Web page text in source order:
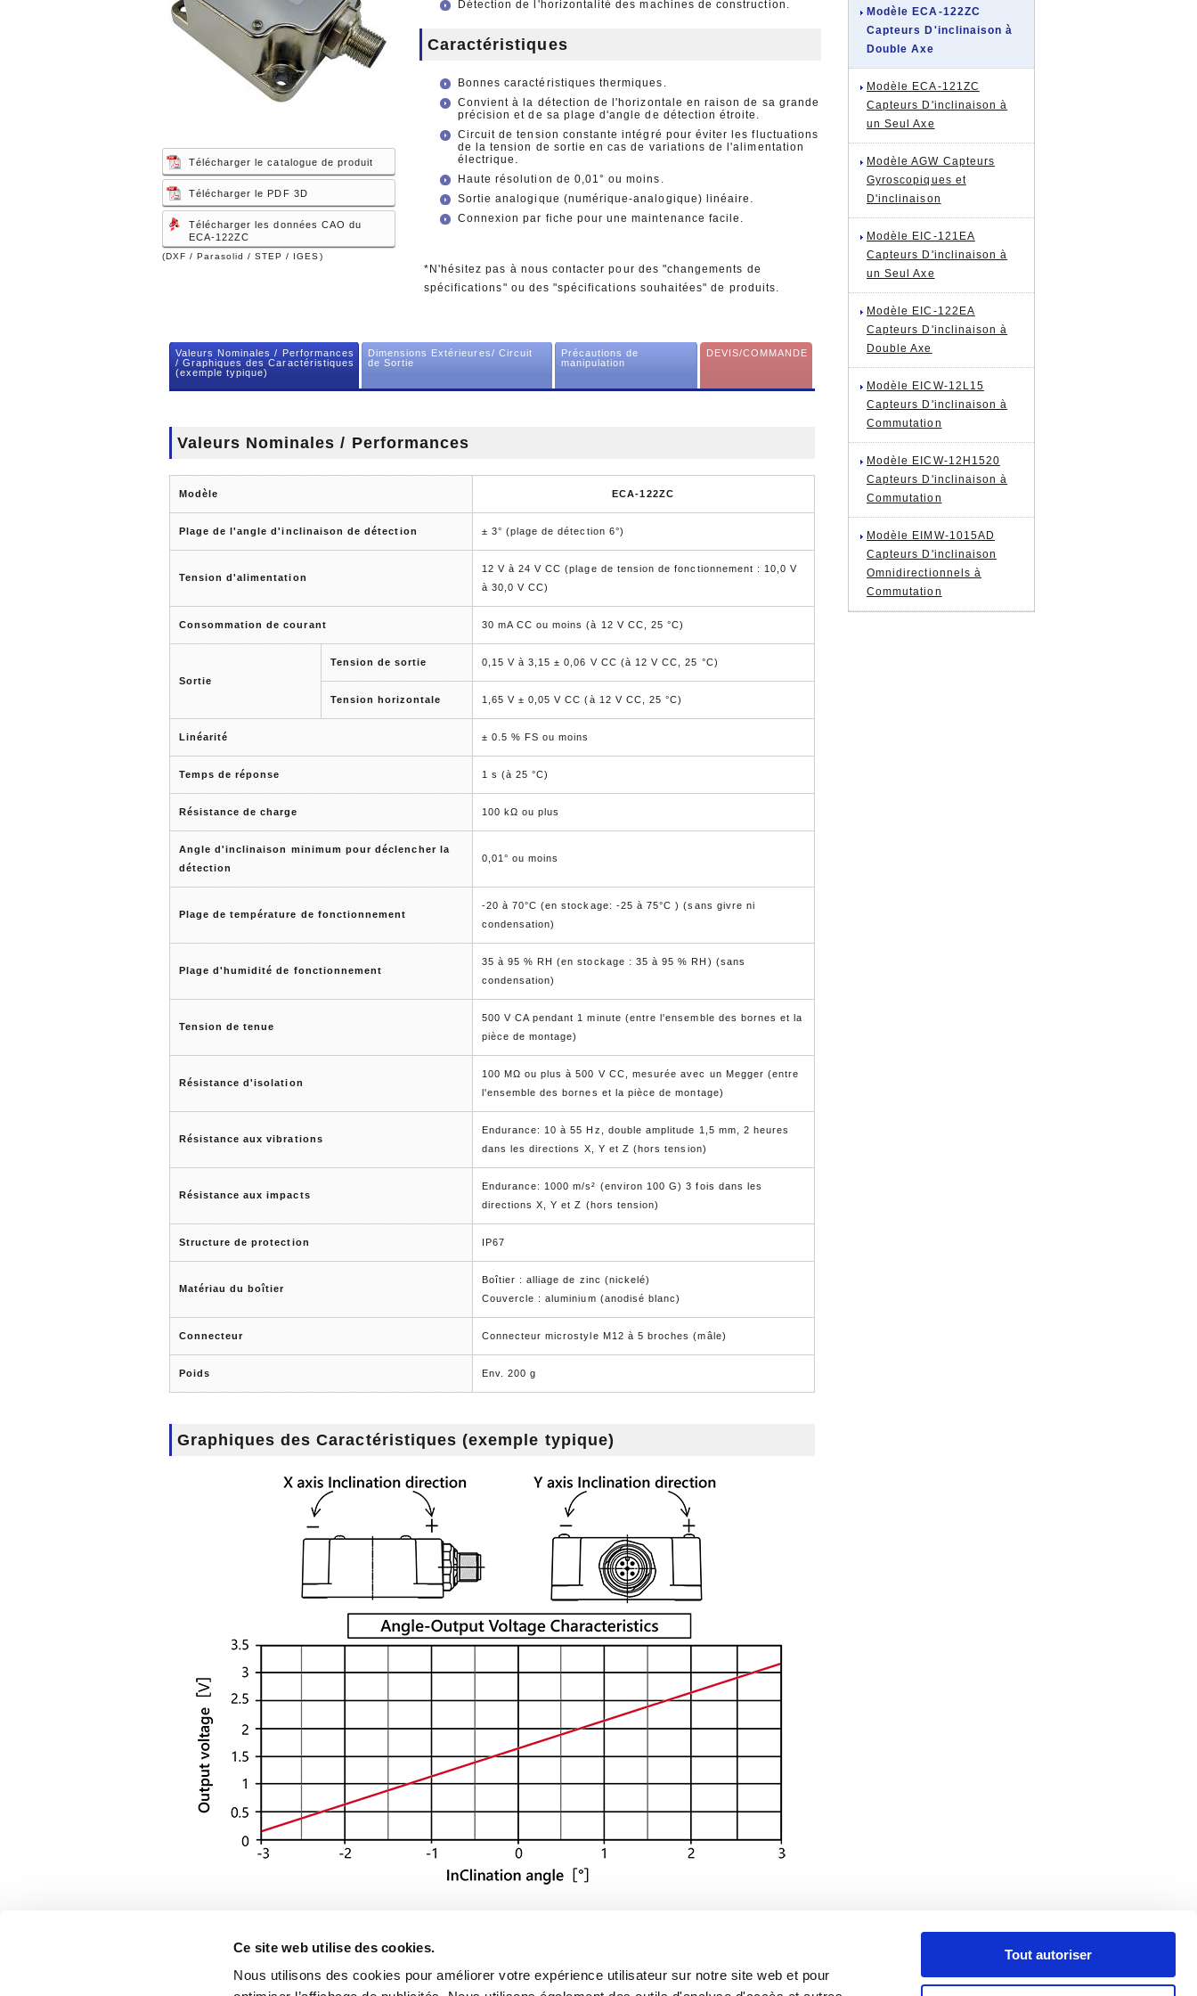
Ce site web utilise des cookies.
Nous utilisons des cookies pour améliorer votre expérience utilisateur sur notre site web et pour
Tout autoriser
Télécharger le catalogue de produit
Télécharger le PDF 3D
Télécharger les données CAO du
ECA-122ZC
(DXF / Parasolid / STEP / IGES)
Détection de l'horizontalité des machines de construction.
Caractéristiques
Bonnes caractéristiques thermiques.
Convient à la détection de l'horizontale en raison de sa grande
précision et de sa plage d'angle de détection étroite.
Circuit de tension constante intégré pour éviter les fluctuations
de la tension de sortie en cas de variations de l'alimentation
électrique.
Haute résolution de 0,01° ou moins.
Sortie analogique (numérique-analogique) linéaire.
Connexion par fiche pour une maintenance facile.
*N'hésitez pas à nous contacter pour des "changements de
spécifications" ou des "spécifications souhaitées" de produits.
Valeurs Nominales / Performances
/ Graphiques des Caractéristiques
(exemple typique)
Dimensions Extérieures/ Circuit
de Sortie
Précautions de
manipulation
DEVIS/COMMANDE
Valeurs Nominales / Performances
Modèle ECA-122ZC
Plage de l'angle d'inclinaison de détection ± 3° (plage de détection 6°)
Tension d'alimentation
12 V à 24 V CC (plage de tension de fonctionnement : 10,0 V
à 30,0 V CC)
Consommation de courant 30 mA CC ou moins (à 12 V CC, 25 °C)
Sortie
Tension de sortie 0,15 V à 3,15 ± 0,06 V CC (à 12 V CC, 25 °C)
Tension horizontale 1,65 V ± 0,05 V CC (à 12 V CC, 25 °C)
Linéarité ± 0.5 % FS ou moins
Temps de réponse 1 s (à 25 °C)
Résistance de charge 100 kΩ ou plus
Angle d'inclinaison minimum pour déclencher la
détection
0,01° ou moins
Plage de température de fonctionnement
-20 à 70°C (en stockage: -25 à 75°C ) (sans givre ni
condensation)
Plage d'humidité de fonctionnement
35 à 95 % RH (en stockage : 35 à 95 % RH) (sans
condensation)
Tension de tenue
500 V CA pendant 1 minute (entre l'ensemble des bornes et la
pièce de montage)
Résistance d'isolation
100 MΩ ou plus à 500 V CC, mesurée avec un Megger (entre
l'ensemble des bornes et la pièce de montage)
Résistance aux vibrations
Endurance: 10 à 55 Hz, double amplitude 1,5 mm, 2 heures
dans les directions X, Y et Z (hors tension)
Résistance aux impacts
Endurance: 1000 m/s² (environ 100 G) 3 fois dans les
directions X, Y et Z (hors tension)
Structure de protection IP67
Matériau du boîtier
Boîtier : alliage de zinc (nickelé)
Couvercle : aluminium (anodisé blanc)
Connecteur Connecteur microstyle M12 à 5 broches (mâle)
Poids Env. 200 g
Graphiques des Caractéristiques (exemple typique)
Modèle ECA-122ZC
Capteurs D'inclinaison à
Double Axe
Modèle ECA-121ZC
Capteurs D'inclinaison à
un Seul Axe
Modèle AGW Capteurs
Gyroscopiques et
D'inclinaison
Modèle EIC-121EA
Capteurs D'inclinaison à
un Seul Axe
Modèle EIC-122EA
Capteurs D'inclinaison à
Double Axe
Modèle EICW-12L15
Capteurs D'inclinaison à
Commutation
Modèle EICW-12H1520
Capteurs D'inclinaison à
Commutation
Modèle EIMW-1015AD
Capteurs D'inclinaison
Omnidirectionnels à
Commutation
Profil de l'entreprise PRODUITS DEVIS/COMMANDE